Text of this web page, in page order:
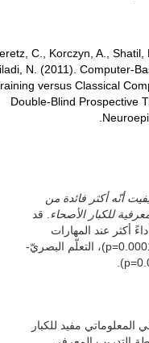
C., Korczyn, A., Shatil,
N. (2011). Computer-
versus Classical
Double-Blind Prospective
أنّه أكثر فائدة من
للكبار الأصحاء . قد
أكثر عند المهارات
المعرفية لذاكرة العمل البصرية-المكانية (p=0.0001)، التعلّم البصريّ-
المعلوماتي مفيد للكبار